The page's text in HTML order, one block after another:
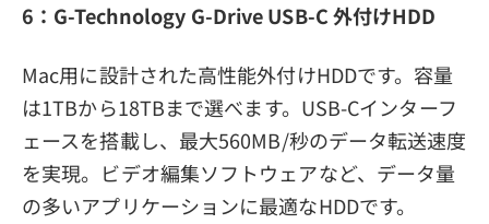
6：G-Technology G-Drive USB-C 外付けHDD
Mac用に設計された高性能外付けHDDです。容量
は1TBから18TBまで選べます。USB-Cインターフ
ェースを搭載し、最大560MB/秒のデータ転送速度
を実現。ビデオ編集ソフトウェアなど、データ量
の多いアプリケーションに最適なHDDです。